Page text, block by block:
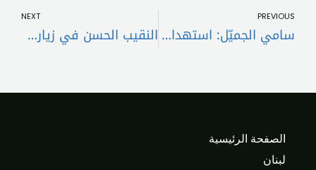
PREVIOUS
سامي الجميّل: استهداف إسرائيل لمواقع الجيش تعدٍّ صارخ للسيادة
NEXT
النقيب الحسن في زيارة بروتوكولية الى عين التينة على رأس وفد من نقابة المحامين في طرابلس
الصفحة الرئيسية
لبنان